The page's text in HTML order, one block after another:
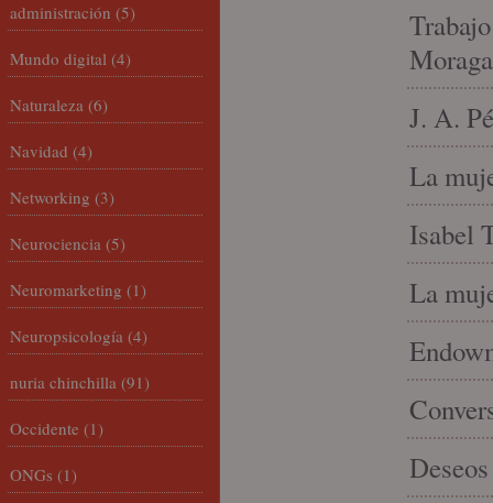
J. A.
La
Isabel
La
administración (5)
Mundo digital (4)
Naturaleza (6)
Navidad (4)
Networking (3)
Neurociencia (5)
Neuromarketing (1)
Neuropsicología (4)
nuria chinchilla (91)
Occidente (1)
ONGs (1)